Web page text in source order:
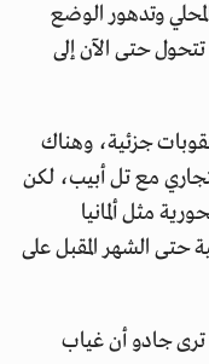
وتدهور الوضع
تتحول حتى الآن إلى
جزئية، وهناك
مع تل أبيب، لكن
مثل ألمانيا
الشهر المقبل على
جادو أن غياب